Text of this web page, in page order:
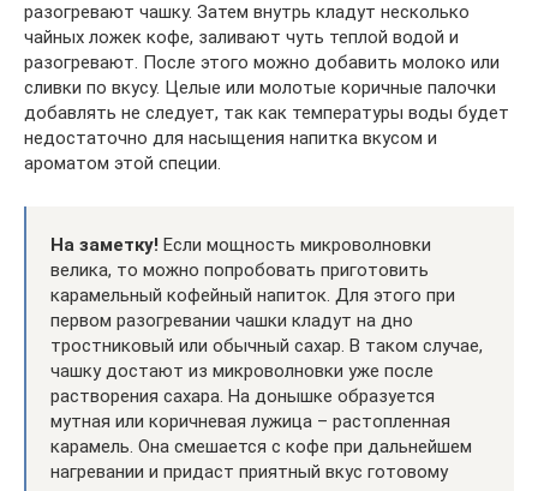
разогревают чашку. Затем внутрь кладут несколько
чайных ложек кофе, заливают чуть теплой водой и
разогревают. После этого можно добавить молоко или
сливки по вкусу. Целые или молотые коричные палочки
добавлять не следует, так как температуры воды будет
недостаточно для насыщения напитка вкусом и
ароматом этой специи.
На заметку! Если мощность микроволновки
велика, то можно попробовать приготовить
карамельный кофейный напиток. Для этого при
первом разогревании чашки кладут на дно
тростниковый или обычный сахар. В таком случае,
чашку достают из микроволновки уже после
растворения сахара. На донышке образуется
мутная или коричневая лужица – растопленная
карамель. Она смешается с кофе при дальнейшем
нагревании и придаст приятный вкус готовому